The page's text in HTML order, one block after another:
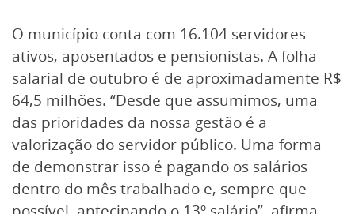
O município conta com 16.104 servidores
ativos, aposentados e pensionistas. A folha
salarial de outubro é de aproximadamente R$
64,5 milhões. “Desde que assumimos, uma
das prioridades da nossa gestão é a
valorização do servidor público. Uma forma
de demonstrar isso é pagando os salários
dentro do mês trabalhado e, sempre que